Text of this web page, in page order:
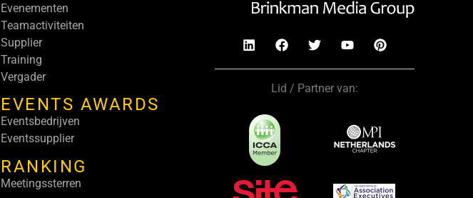
Evenementen
Teamactiviteiten
Supplier
Training
Vergader
EVENTS AWARDS
Eventsbedrijven
Eventssupplier
RANKING
Meetingssterren
Lid / Partner van: